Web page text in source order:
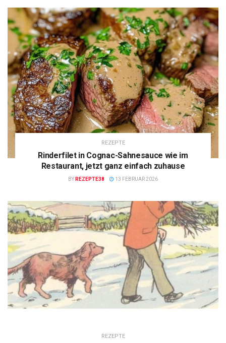
REZEPTE
Rinderfilet in Cognac-Sahnesauce wie im
Restaurant, jetzt ganz einfach zuhause
BY REZEPTE38 13 FEBRUAR 2026
REZEPTE